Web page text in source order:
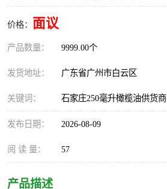
价格： 面议
产品数量： 9999.00个
发货地址： 广东省广州市白云区
关键词： 石家庄250毫升橄榄油供货商
发布日期： 2026-08-09
阅 读 量： 57
产品描述